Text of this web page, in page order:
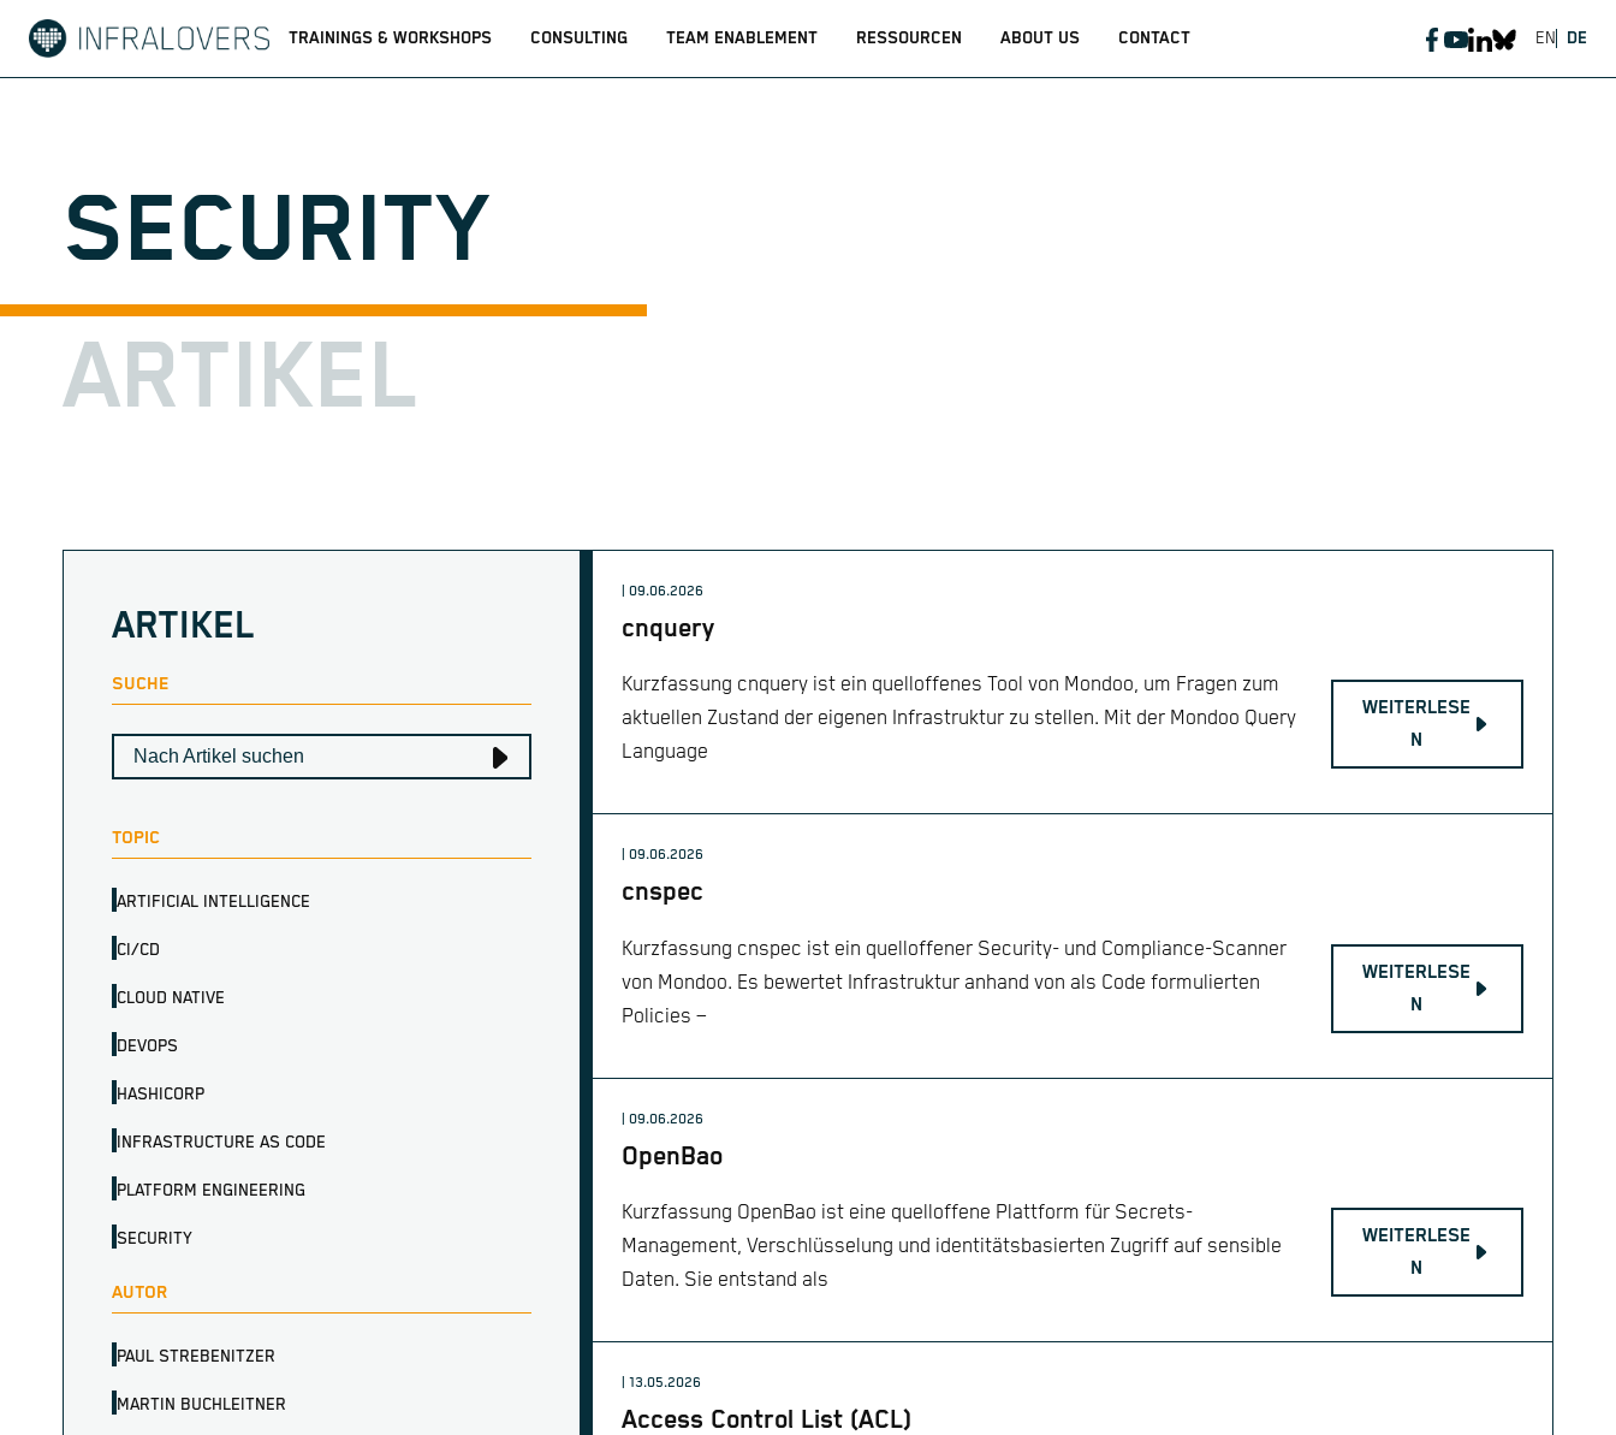
TRAININGS & WORKSHOPS CONSULTING TEAM ENABLEMENT RESSOURCEN ABOUT US CONTACT DE
EN
SECURITY
ARTIKEL
ARTIKEL
SUCHE
TOPIC
ARTIFICIAL INTELLIGENCE
CI/CD
CLOUD NATIVE
DEVOPS
HASHICORP
INFRASTRUCTURE AS CODE
PLATFORM ENGINEERING
SECURITY
AUTOR
PAUL STREBENITZER
MARTIN BUCHLEITNER
| 09.06.2026
cnquery
Kurzfassung cnquery ist ein quelloffenes Tool von Mondoo, um Fragen zum
aktuellen Zustand der eigenen Infrastruktur zu stellen. Mit der Mondoo Query
Language
WEITERLESE
N
| 09.06.2026
cnspec
Kurzfassung cnspec ist ein quelloffener Security- und Compliance-Scanner
von Mondoo. Es bewertet Infrastruktur anhand von als Code formulierten
Policies –
WEITERLESE
N
| 09.06.2026
OpenBao
Kurzfassung OpenBao ist eine quelloffene Plattform für Secrets-
Management, Verschlüsselung und identitätsbasierten Zugriff auf sensible
Daten. Sie entstand als
WEITERLESE
N
| 13.05.2026
Access Control List (ACL)